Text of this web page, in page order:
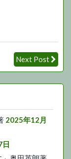
Next Post
2025年12月